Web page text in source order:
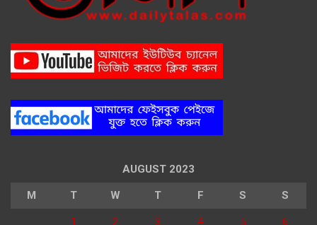
AUGUST 2023
M T W T F S S
1 2 3 4 5 6